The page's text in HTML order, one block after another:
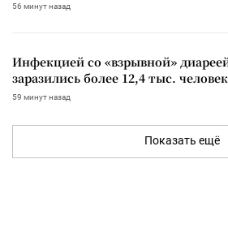
56 минут назад
Инфекцией со «взрывной»
заразились более 12,4 тыс. человек
59 минут назад
Показать ещё